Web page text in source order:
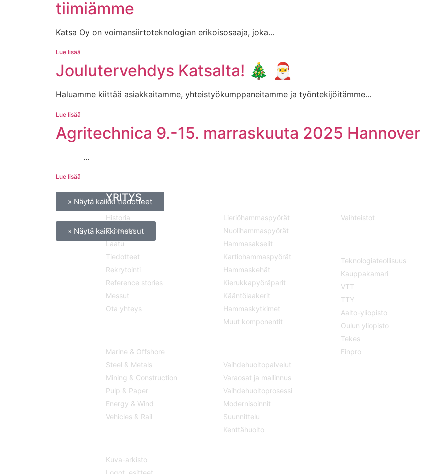
tiimiämme
Katsa Oy on voimansiirtoteknologian erikoisosaaja, joka...
Lue lisää
Joulutervehdys Katsalta! 🎄 🎅
Haluamme kiittää asiakkaitamme, yhteistyökumppaneitamme ja työntekijöitämme...
Lue lisää
Agritechnica 9.-15. marraskuuta 2025 Hannover
...
Lue lisää
» Näytä kaikki tiedotteet
» Näytä kaikki messut
YRITYS
Historia
Tuotanto
Laatu
Tiedotteet
Rekrytointi
Reference stories
Messut
Ota yhteys
Marine & Offshore
Steel & Metals
Mining & Construction
Pulp & Paper
Energy & Wind
Vehicles & Rail
Kuva-arkisto
Lieriöhammaspyörät
Nuolihammaspyörät
Hammasakselit
Kartiohammaspyörät
Hammaskehät
Kierukkapyöräparit
Kääntölaakerit
Hammaskytkimet
Muut komponentit
Vaihdehuoltopalvelut
Varaosat ja mallinnus
Vaihdehuoltoprosessi
Modernisoinnit
Suunnittelu
Kenttähuolto
Vaihteistot
Teknologiateollisuus
Kauppakamari
VTT
TTY
Aalto-yliopisto
Oulun yliopisto
Tekes
Finpro